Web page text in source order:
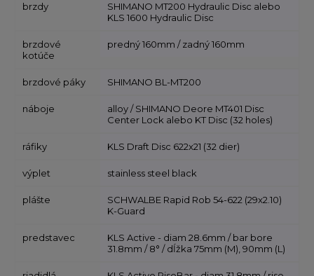
brzdy
SHIMANO MT200 Hydraulic Disc alebo
KLS 1600 Hydraulic Disc
brzdové
kotúče
predný 160mm / zadný 160mm
brzdové páky SHIMANO BL-MT200
náboje
alloy / SHIMANO Deore MT401 Disc
Center Lock alebo KT Disc (32 holes)
ráfiky KLS Draft Disc 622x21 (32 dier)
výplet stainless steel black
plášte
SCHWALBE Rapid Rob 54-622 (29x2.10)
K-Guard
predstavec
KLS Active - diam 28.6mm / bar bore
31.8mm / 8° / dĺžka 75mm (M), 90mm (L)